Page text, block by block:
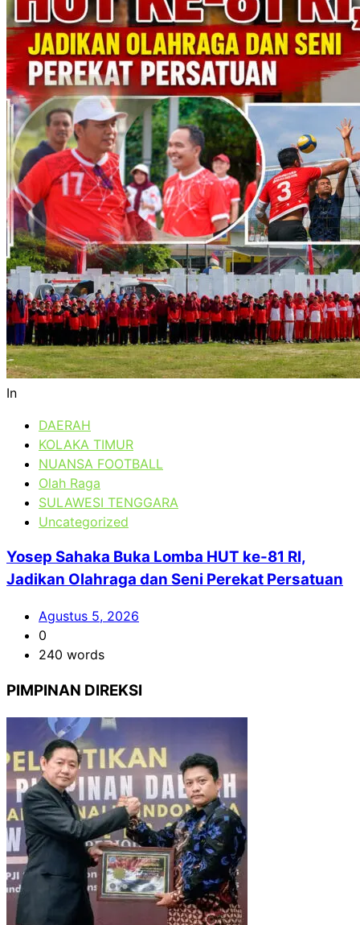
In
DAERAH
KOLAKA TIMUR
NUANSA FOOTBALL
Olah Raga
SULAWESI TENGGARA
Uncategorized
Yosep Sahaka Buka Lomba HUT ke-81 RI,
Jadikan Olahraga dan Seni Perekat Persatuan
Agustus 5, 2026
0
240 words
PIMPINAN DIREKSI